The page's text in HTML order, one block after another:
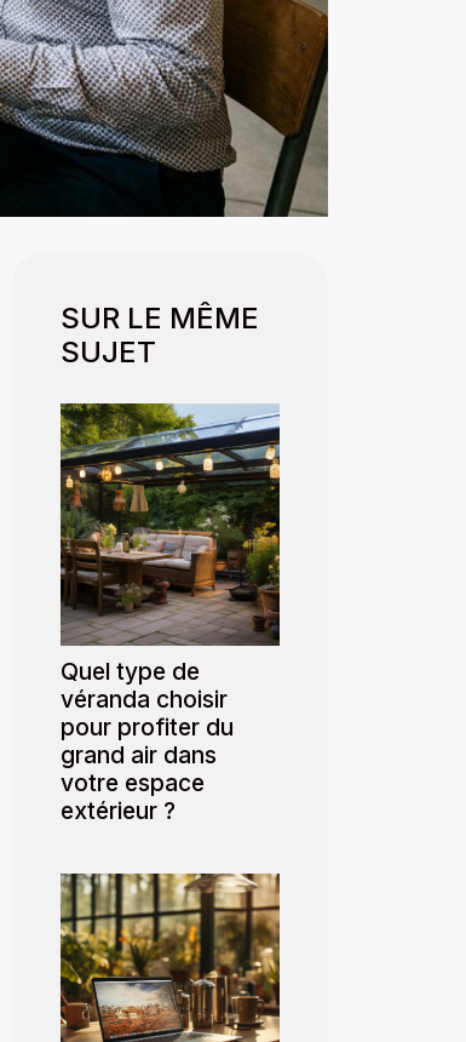
SUR LE MÊME
SUJET
Quel type de
véranda choisir
pour profiter du
grand air dans
votre espace
extérieur ?